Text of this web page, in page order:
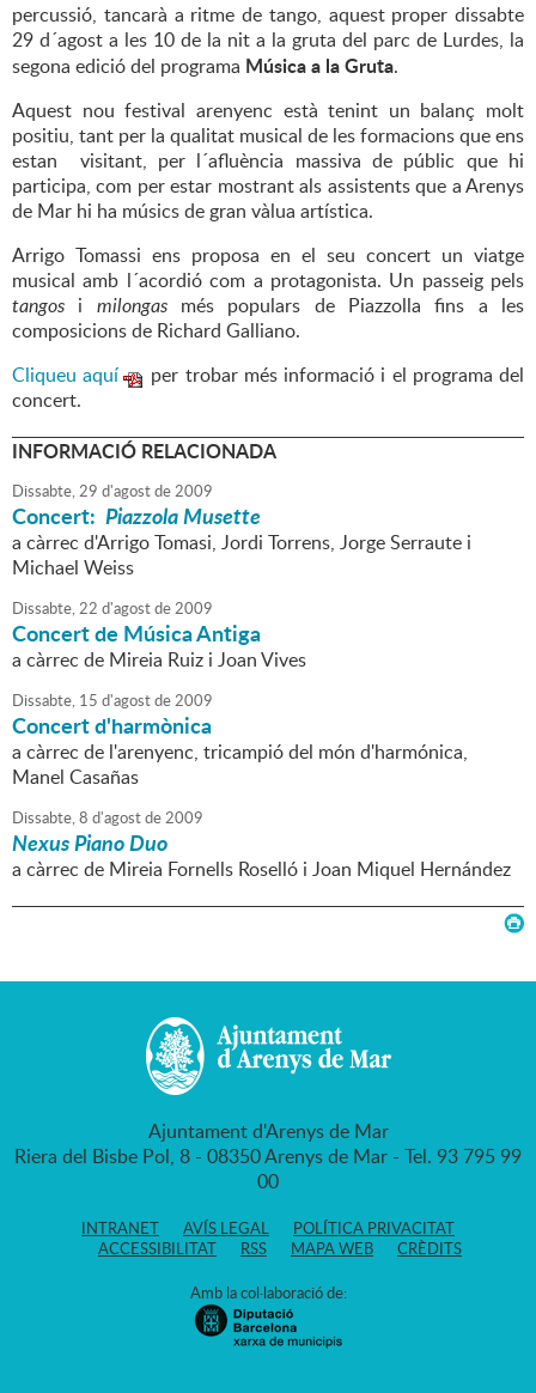
percussió, tancarà a ritme de tango, aquest proper dissabte
29 d´agost a les 10 de la nit a la gruta del parc de Lurdes, la
segona edició del programa Música a la Gruta.
Aquest nou festival arenyenc està tenint un balanç molt
positiu, tant per la qualitat musical de les formacions que ens
estan visitant, per l´afluència massiva de públic que hi
participa, com per estar mostrant als assistents que a Arenys
de Mar hi ha músics de gran vàlua artística.
Arrigo Tomassi ens proposa en el seu concert un viatge
musical amb l´acordió com a protagonista. Un passeig pels
tangos i milongasmés populars de Piazzolla fins a les
composicions de Richard Galliano.
Cliqueu aquí
per trobar més informació i el programa del
concert.
INFORMACIÓ RELACIONADA
Dissabte,29 d'agostde2009
Concert: Piazzola Musette
a càrrec d'Arrigo Tomasi, Jordi Torrens, Jorge Serraute i
Michael Weiss
Dissabte,22 d'agostde2009
Concert de Música Antiga
a càrrec de Mireia Ruiz i Joan Vives
Dissabte, 15 d'agostde2009
Concert d'harmònica
a càrrec de l'arenyenc, tricampió del món d'harmónica,
Manel Casañas
Dissabte,8 d'agostde2009
Nexus Piano Duo
a càrrec de Mireia Fornells Roselló i Joan Miquel Hernández
Ajuntament d'Arenys de Mar
Riera del Bisbe Pol, 8 - 08350 Arenys de Mar - Tel. 93 795 99
00
INTRANET AVÍS LEGAL
POLÍTICA PRIVACITAT
ACCESSIBILITAT
RSS MAPA WEB CRÈDITS
Amb la col·laboració de: